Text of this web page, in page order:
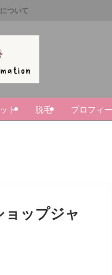
ついて
ト 脱毛 プロフィ
ョップジャ